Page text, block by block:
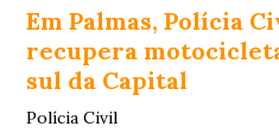
Em Palmas, Polícia
recupera
sul da Capital
Polícia Civil